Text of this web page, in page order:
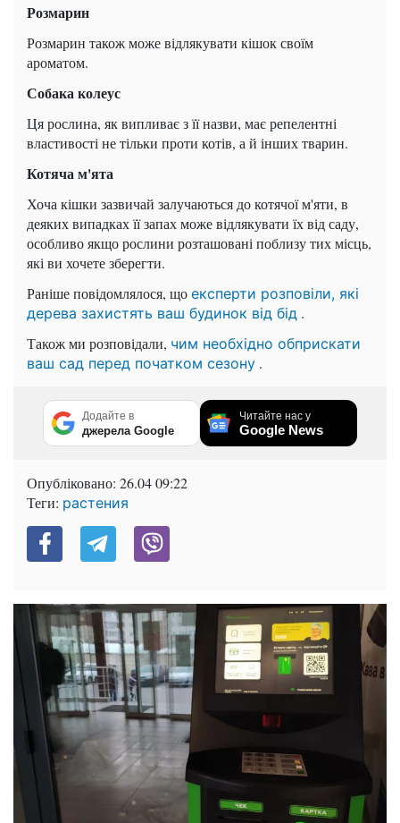
Розмарин
Розмарин також може відлякувати кішок своїм
ароматом.
Собака колеус
Ця рослина, як випливає з її назви, має репелентні
властивості не тільки проти котів, а й інших тварин.
Котяча м'ята
Хоча кішки зазвичай залучаються до котячої м'яти, в
деяких випадках її запах може відлякувати їх від саду,
особливо якщо рослини розташовані поблизу тих місць,
які ви хочете зберегти.
Раніше повідомлялося, що експерти розповіли, які
дерева захистять ваш будинок від бід .
Також ми розповідали, чим необхідно обприскати
ваш сад перед початком сезону .
Додайте в
джерела Google
Читайте нас у
Google News
Опубліковано: 26.04 09:22
Теги: растения